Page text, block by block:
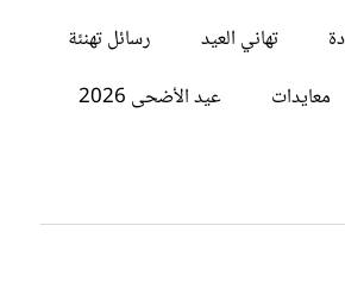
تهاني العيد
رسائل تهنئة
معايدات
عيد الأضحى 2026